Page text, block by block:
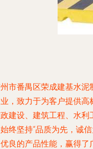
市番禺区荣成建基水
，致力于为客户提供
建设、建筑工程、水
终坚持“品质为先，诚
良的产品性能，赢得了